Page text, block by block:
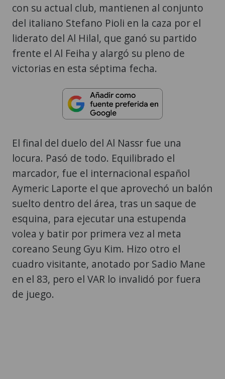
con su actual club, mantienen al conjunto
del italiano Stefano Pioli en la caza por el
liderato del Al Hilal, que ganó su partido
frente el Al Feiha y alargó su pleno de
victorias en esta séptima fecha.
El final del duelo del Al Nassr fue una
locura. Pasó de todo. Equilibrado el
marcador, fue el internacional español
Aymeric Laporte el que aprovechó un balón
suelto dentro del área, tras un saque de
esquina, para ejecutar una estupenda
volea y batir por primera vez al meta
coreano Seung Gyu Kim. Hizo otro el
cuadro visitante, anotado por Sadio Mane
en el 83, pero el VAR lo invalidó por fuera
de juego.